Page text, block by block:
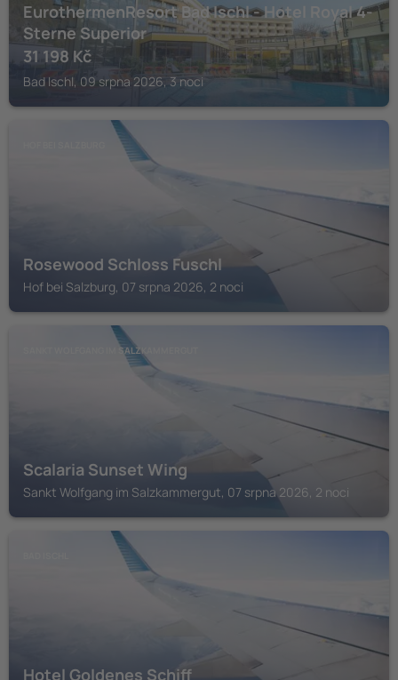
EurothermenResort Bad Ischl - Hotel Royal 4-
Sterne Superior
31 198 Kč
Bad Ischl, 09 srpna 2026, 3 noci
Rosewood Schloss Fuschl
Hof bei Salzburg, 07 srpna 2026, 2 noci
SANKT WOLFGANG IM SALZKAMMERGUT
Scalaria Sunset Wing
Sankt Wolfgang im Salzkammergut, 07 srpna 2026, 2 noci
Hotel Goldenes Schiff